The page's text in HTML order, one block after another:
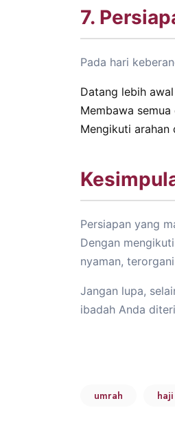
7.
Pada hari
Datang lebih
Membawa
Mengikuti arahan
Persiapan yang
Dengan
nyaman,
Jangan lupa,
ibadah Anda
umrah haji